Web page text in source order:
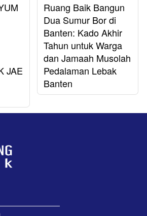
JAE
Ruang Baik Bangun
Dua Sumur Bor di
Banten: Kado Akhir
Tahun untuk Warga
dan Jamaah Musolah
Pedalaman Lebak
Banten